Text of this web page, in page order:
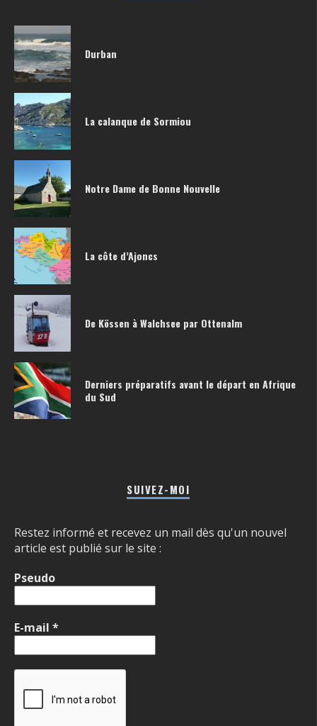
Durban
La calanque de Sormiou
Notre Dame de Bonne Nouvelle
La côte d’Ajoncs
De Kössen à Walchsee par Ottenalm
Derniers préparatifs avant le départ en Afrique
du Sud
SUIVEZ-MOI
Restez informé et recevez un mail dès qu'un nouvel
article est publié sur le site :
Pseudo
E-mail *